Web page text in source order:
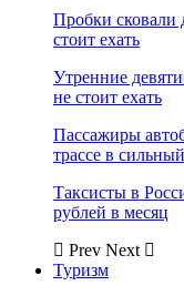
Пробки сковали
стоит ехать
Утренние
не стоит ехать
Пассажиры
трассе в
Таксисты в
рублей в месяц
Prev Next
Туризм